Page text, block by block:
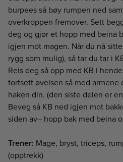
burpees så bøy rumpen ned
overkroppen fremover. Sett
deg og gjør et hopp med beina
igjen mot magen. Når du nå
rygg som mulig), så tar du tar i
Reis deg så opp med KB i
fortsett øvelsen så med armene
haken din. (den siste delen er
Beveg så KB ned igjen mot
siden av– hopp bak med beina
Trener: Mage, bryst, triceps,
(opptrekk)